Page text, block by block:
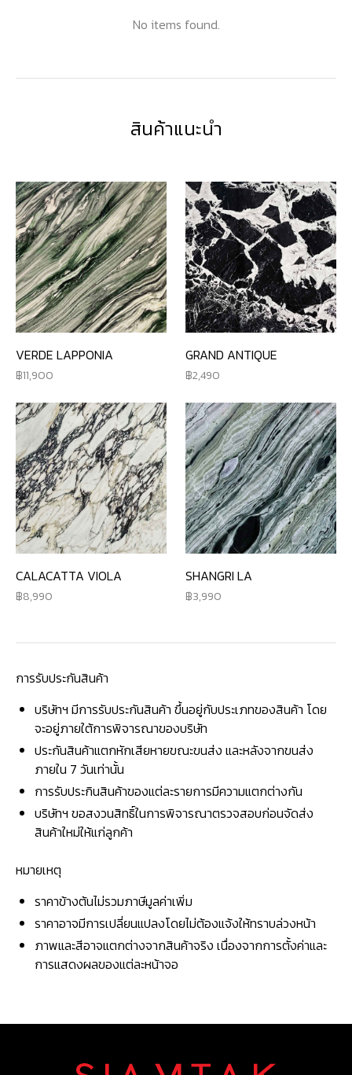
No items found.
สินค้าแนะนำ
VERDE LAPPONIA
11,900
GRAND ANTIQUE
2,490
CALACATTA VIOLA
8,990
SHANGRI LA
3,990
การรับประกันสินค้า
บริษัทฯ มีการรับประกันสินค้า ขึ้นอยู่กับประเภทของสินค้า โดย
จะอยู่ภายใต้การพิจารณาของบริษัท
ประกันสินค้าแตกหักเสียหายขณะขนส่ง และหลังจากขนส่ง
ภายใน 7 วันเท่านั้น
การรับประกินสินค้าของแต่ละรายการมีความแตกต่างกัน
บริษัทฯ ขอสงวนสิทธิ์ในการพิจารณาตรวจสอบก่อนจัดส่ง
สินค้าใหม่ให้แก่ลูกค้า
หมายเหตุ
ราคาข้างต้นไม่รวมภาษีมูลค่าเพิ่ม
ราคาอาจมีการเปลี่ยนแปลงโดยไม่ต้องแจ้งให้ทราบล่วงหน้า
ภาพและสีอาจแตกต่างจากสินค้าจริง เนื่องจากการตั้งค่าและ
การแสดงผลของแต่ละหน้าจอ